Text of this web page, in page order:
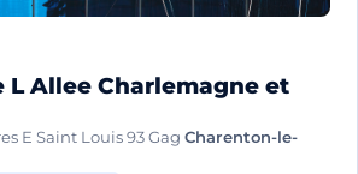
L Allee Charlemagne et
E Saint Louis 93 Gag Charenton-le-